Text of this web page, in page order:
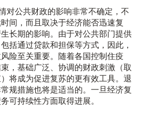
对公共财政的影响非常不确定，不
间，而且取决于经济能否迅速复
长期的影响。由于对公共部门提供
括通过贷款和担保等方式，因此，
险至关重要。随着各国控制住疫
，基础广泛、协调的财政刺激（取
将成为促进复苏的更有效工具。退
规措施也将是适当的。一旦经济复
可持续性方面取得进展。